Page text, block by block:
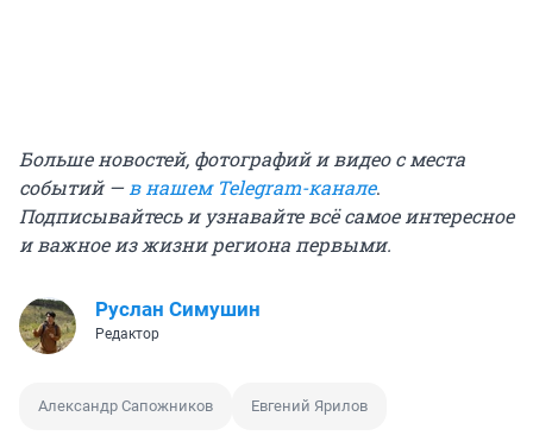
Больше новостей, фотографий и видео с места
событий —в нашем Telegram-канале.
Подписывайтесь и узнавайте всё самое интересное
и важное из жизни региона первыми.
Руслан Симушин
Редактор
Александр Сапожников Евгений Ярилов